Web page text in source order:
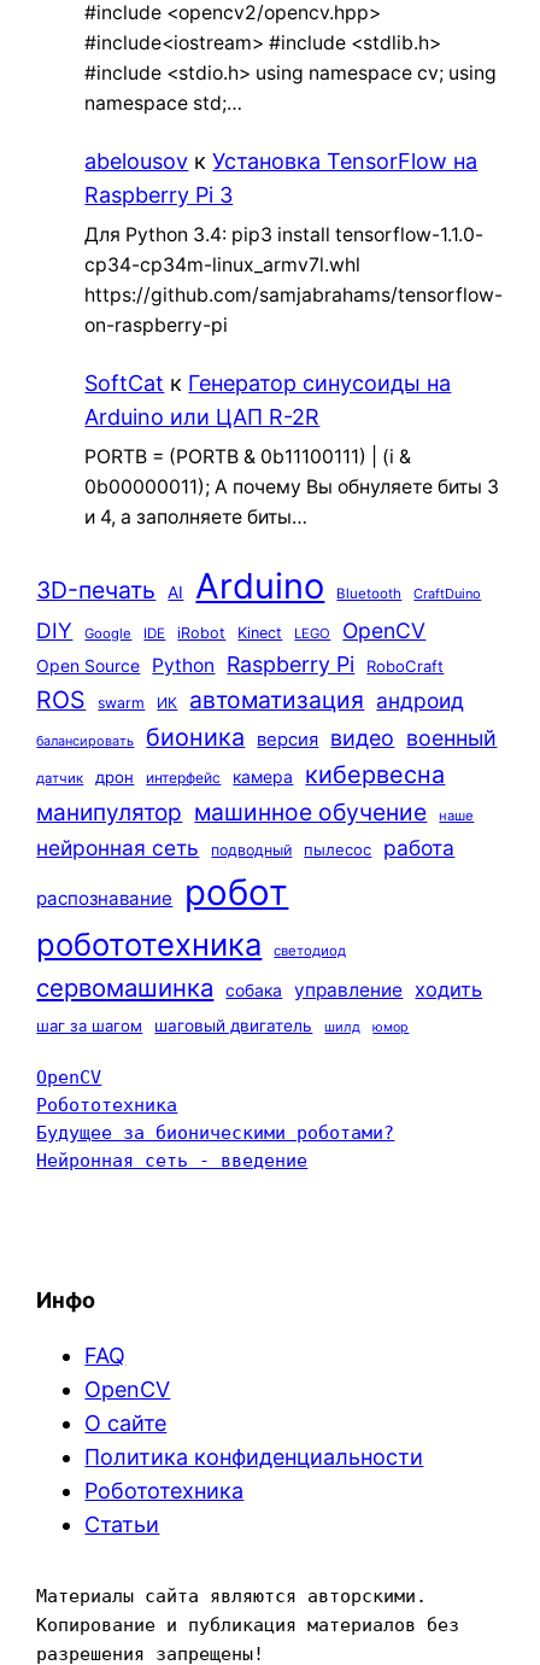
#include <opencv2/opencv.hpp>
#include<iostream> #include <stdlib.h>
#include <stdio.h> using namespace cv; using
namespace std;…
abelousov кУстановка TensorFlow на
Raspberry Pi 3
Для Python 3.4: pip3 install tensorflow-1.1.0-
cp34-cp34m-linux_armv7l.whl
https://github.com/samjabrahams/tensorflow-
on-raspberry-pi
SoftCat к Генератор синусоиды на
Arduino или ЦАП R-2R
PORTB = (PORTB & 0b11100111) | (i &
0b00000011); А почему Вы обнуляете биты 3
и 4, а заполняете биты…
3D-печать AI Arduino Bluetooth CraftDuino
DIY Google IDE iRobot Kinect LEGO OpenCV
Open Source Python Raspberry Pi RoboCraft
ROS swarm ИК автоматизация андроид
балансировать бионика версия видео военный
датчик дрон интерфейс камера кибервесна
манипулятор машинное обучение наше
нейронная сеть подводный пылесос работа
распознавание робот
робототехника светодиод
сервомашинка собака управление ходить
шаг за шагом шаговый двигатель шилд юмор
OpenCV
Робототехника
Будущее за бионическими роботами?
Нейронная сеть - введение
Инфо
FAQ
OpenCV
О сайте
Политика конфиденциальности
Робототехника
Статьи
Материалы сайта являются авторскими.
Копирование и публикация материалов без
разрешения запрещены!